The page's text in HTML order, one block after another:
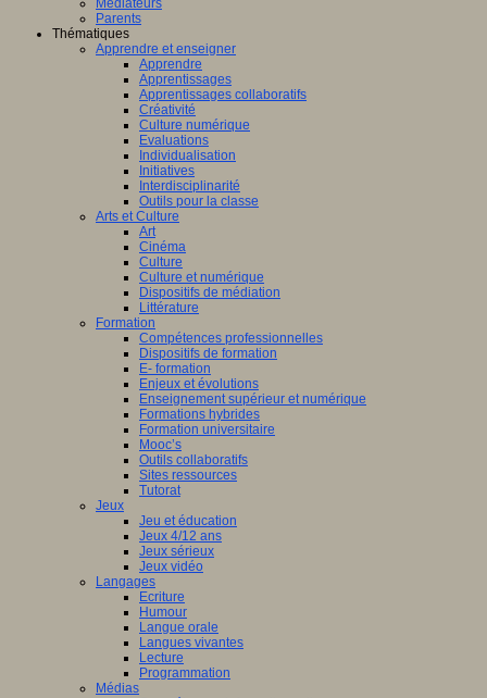
Médiateurs
Parents
Thématiques
Apprendre et enseigner
Apprendre
Apprentissages
Apprentissages collaboratifs
Créativité
Culture numérique
Evaluations
Individualisation
Initiatives
Interdisciplinarité
Outils pour la classe
Arts et Culture
Art
Cinéma
Culture
Culture et numérique
Dispositifs de médiation
Littérature
Formation
Compétences professionnelles
Dispositifs de formation
E- formation
Enjeux et évolutions
Enseignement supérieur et numérique
Formations hybrides
Formation universitaire
Mooc’s
Outils collaboratifs
Sites ressources
Tutorat
Jeux
Jeu et éducation
Jeux 4/12 ans
Jeux sérieux
Jeux vidéo
Langages
Ecriture
Humour
Langue orale
Langues vivantes
Lecture
Programmation
Médias